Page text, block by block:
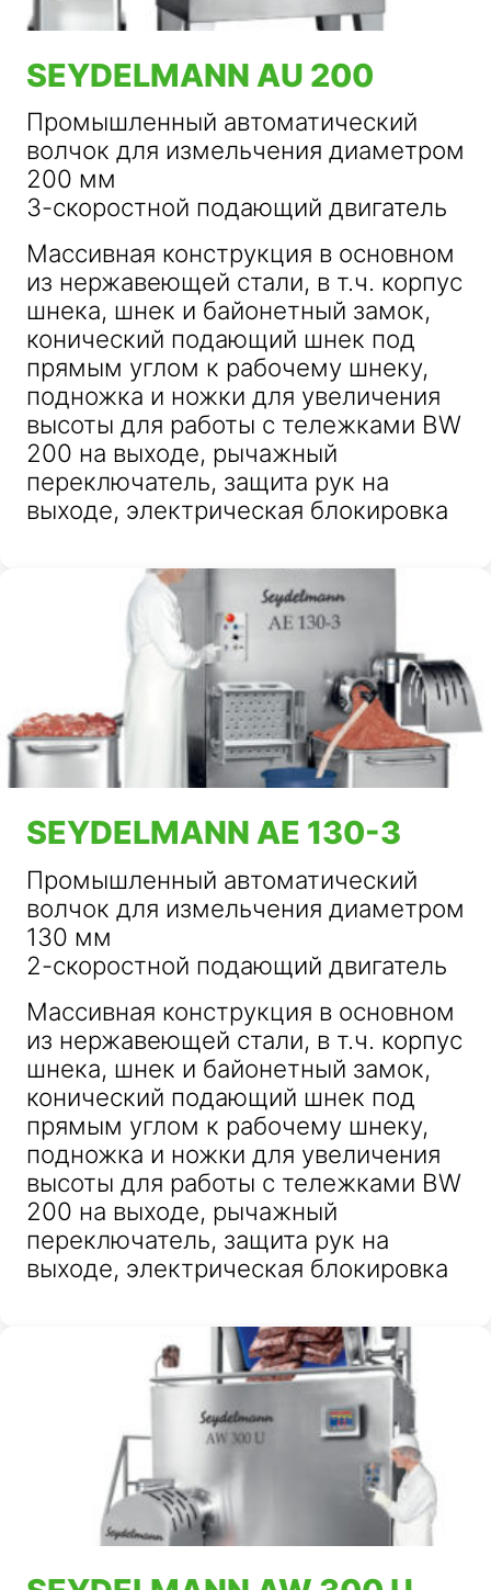
SEYDELMANN AU 200
Промышленный автоматический
волчок для измельчения диаметром
200 мм
3-скоростной подающий двигатель
Массивная конструкция в основном
из нержавеющей стали, в т.ч. корпус
шнека, шнек и байонетный замок,
конический подающий шнек под
прямым углом к рабочему шнеку,
подножка и ножки для увеличения
высоты для работы с тележками BW
200 на выходе, рычажный
переключатель, защита рук на
выходе, электрическая блокировка
SEYDELMANN AE 130-3
Промышленный автоматический
волчок для измельчения диаметром
130 мм
2-скоростной подающий двигатель
Массивная конструкция в основном
из нержавеющей стали, в т.ч. корпус
шнека, шнек и байонетный замок,
конический подающий шнек под
прямым углом к рабочему шнеку,
подножка и ножки для увеличения
высоты для работы с тележками BW
200 на выходе, рычажный
переключатель, защита рук на
выходе, электрическая блокировка